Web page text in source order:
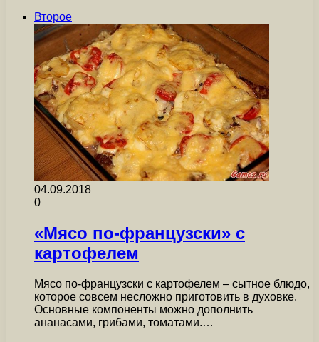
Второе
04.09.2018
0
«Мясо по-французски» с
картофелем
Мясо по-французски с картофелем – сытное блюдо,
которое совсем несложно приготовить в духовке.
Основные компоненты можно дополнить
ананасами, грибами, томатами.…